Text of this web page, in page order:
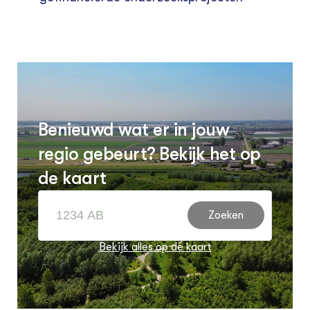
Benieuwd wat er in jouw
regio gebeurt? Bekijk het op
de kaart
Zoeken
Bekijk alles op de kaart